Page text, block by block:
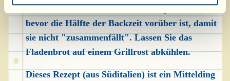
Oberfläche mit Alufolie abdecken, jedoch nicht
bevor die Hälfte der Backzeit vorüber ist, damit
sie nicht "zusammenfällt". Lassen Sie das
Fladenbrot auf einem Grillrost abkühlen.
Dieses Rezept (aus Süditalien) ist ein Mittelding